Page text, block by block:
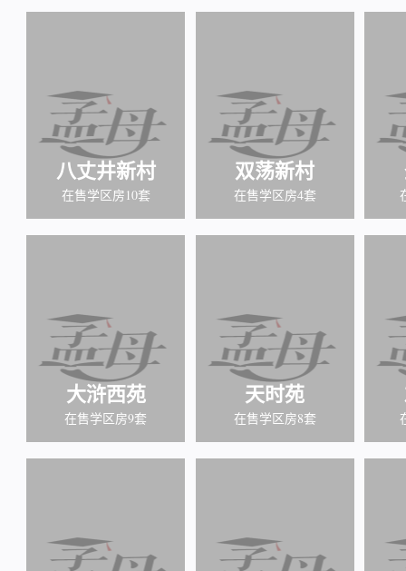
八丈井新村
在售学区房10套
双荡新村
在售学区房4套
大浒西苑
在售学区房9套
天时苑
在售学区房8套